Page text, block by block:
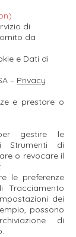
di
da
e Dati di
– Privacy
e prestare o
gestire le
Strumenti di
o revocare il
le preferenze
Tracciamento
dei
possono
di